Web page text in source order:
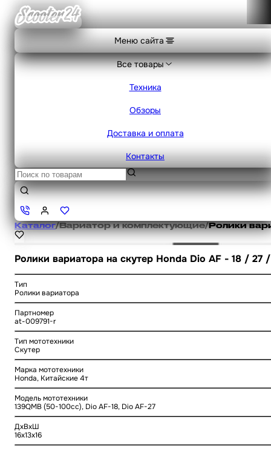
Меню сайта
Все товары
Техника
Обзоры
Доставка и оплата
Контакты
Каталог/Вариатор и комплектующие/Ролики
Ролики вариатора на скутер Honda Dio AF - 18 /
Тип
Ролики вариатора
Партномер
at-009791-r
Тип мототехники
Скутер
Марка мототехники
Honda, Китайские 4т
Модель мототехники
139QMB (50-100cc), Dio AF-18, Dio AF-27
ДхВхШ
16x13x16